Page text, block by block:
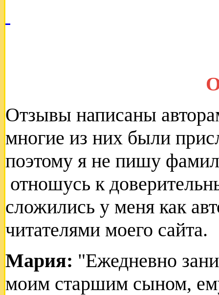
Отзывы написаны
многие из них были
поэтому я не пишу
отношусь к
сложились у меня как
читателями моего сайта.
Мария: "Ежедневно
моим старшим сыном,